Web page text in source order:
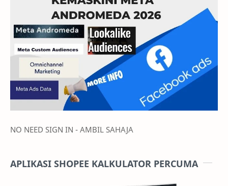
NO NEED SIGN IN - AMBIL SAHAJA
APLIKASI SHOPEE KALKULATOR PERCUMA